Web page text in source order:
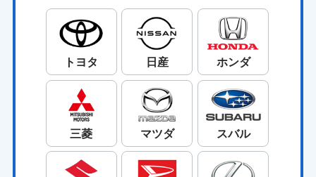
トヨタ 日産 ホンダ
三菱 マツダ スバル